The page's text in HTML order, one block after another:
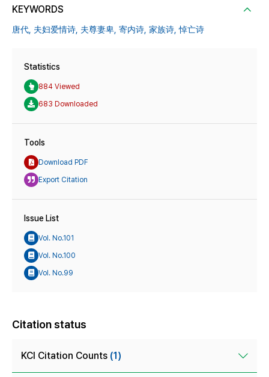
KEYWORDS
唐代, 夫妇爱情诗, 夫尊妻卑, 寄内诗, 家族诗, 悼亡诗
Statistics
884 Viewed
683 Downloaded
Tools
Download PDF
Export Citation
Issue List
Vol. No.101
Vol. No.100
Vol. No.99
Citation status
KCI Citation Counts (1)